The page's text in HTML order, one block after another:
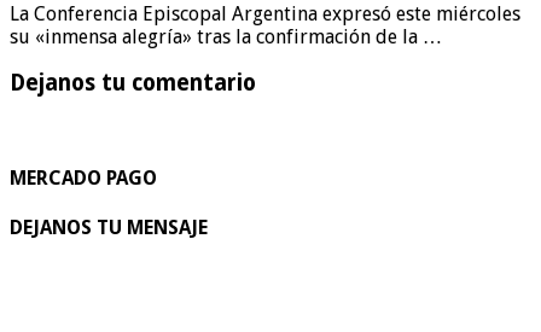
La Conferencia Episcopal Argentina expresó este miércoles
su «inmensa alegría» tras la confirmación de la …
Dejanos tu comentario
MERCADO PAGO
DEJANOS TU MENSAJE